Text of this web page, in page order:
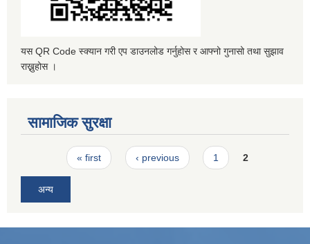
यस QR Code स्क्यान गरी एप डाउनलोड गर्नुहोस र आफ्नो गुनासो तथा सुझाव
राख्नुहोस ।
सामाजिक सुरक्षा
Pages« first ‹ previous 1 2
अन्य